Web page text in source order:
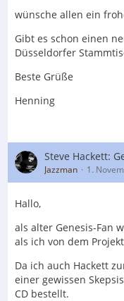
wünsche allen ein
Gibt es schon einen
Düsseldorfer
Beste Grüße
Henning
Steve Hackett:
Jazzman 1.
Hallo,
als alter Genesis-Fan
als ich von dem
Da ich auch Hackett
einer gewissen
CD bestellt.